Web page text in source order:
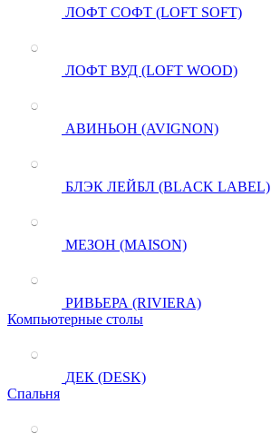
ЛОФТ СОФТ (LOFT SOFT)
ЛОФТ ВУД (LOFT WOOD)
АВИНЬОН (AVIGNON)
БЛЭК ЛЕЙБЛ (BLACK LABEL)
МЕЗОН (MAISON)
РИВЬЕРА (RIVIERA)
Компьютерные столы
ДЕК (DESK)
Спальня